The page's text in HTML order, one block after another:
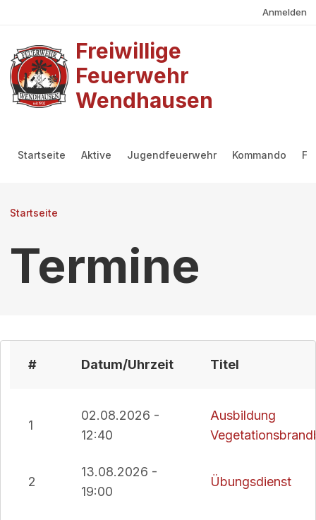
Anmelden
Freiwillige
Feuerwehr
Wendhausen
Startseite Aktive Jugendfeuerwehr Kommando
Pfadnavigation
Startseite
Termine
# Datum/Uhrzeit Titel
1
02.08.2026 -
12:40
Ausbildung
2
13.08.2026 -
19:00
Übungsdienst